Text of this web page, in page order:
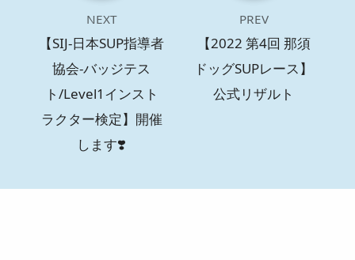
NEXT
【SIJ-日本SUP指導者
協会-バッジテス
ト/Level1インスト
ラクター検定】開催
します❣️
PREV
【2022 第4回 那須
ドッグSUPレース】
公式リザルト